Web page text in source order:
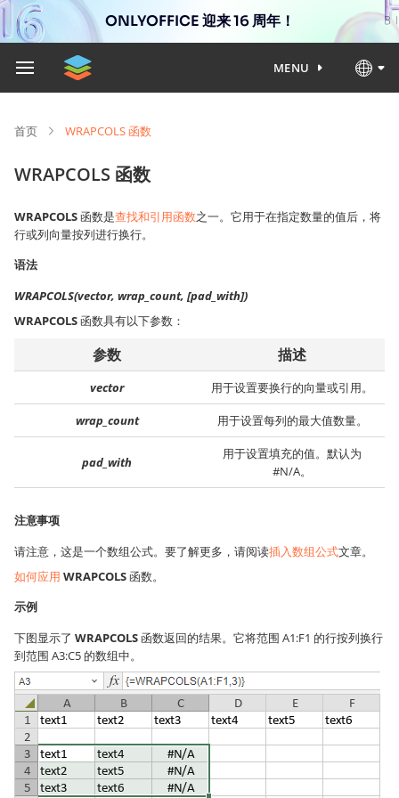
ONLYOFFICE 迎来 16 周年！
MENU
首页 WRAPCOLS 函数
WRAPCOLS 函数
WRAPCOLS函数是查找和引用函数之一。它用于在指定数量的值后，将
行或列向量按列进行换行。
语法
WRAPCOLS(vector, wrap_count, [pad_with])
WRAPCOLS函数具有以下参数：
参数 描述
vector 用于设置要换行的向量或引用。
wrap_count 用于设置每列的最大值数量。
pad_with
用于设置填充的值。默认为
#N/A。
注意事项
请注意，这是一个数组公式。要了解更多，请阅读插入数组公式文章。
如何应用 WRAPCOLS函数。
示例
下图显示了 WRAPCOLS函数返回的结果。它将范围 A1:F1 的行按列换行
到范围 A3:C5 的数组中。